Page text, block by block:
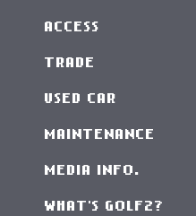
ACCESS
TRADE
USED CAR
MAINTENANCE
MEDIA INFO.
WHAT'S GOLF2?